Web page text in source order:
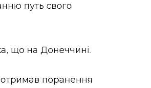
путь свого
що на Донеччині.
отримав поранення